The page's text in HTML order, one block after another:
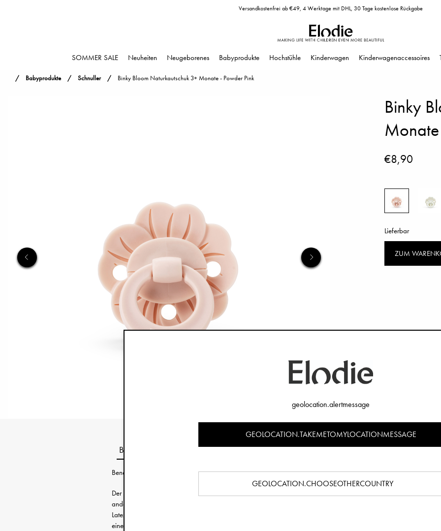
Versandkostenfrei ab €49, 4 Werktage mit DHL, 30 Tage kostenlose Rückgabe
SOMMER SALE Neuheiten Neugeborenes Babyprodukte Hochstühle Kinderwagen Kinderwagenaccessoires
Babyprodukte Schnuller Binky Bloom Naturkautschuk 3+ Monate - Powder Pink
Binky
€8,90
Lieferbar
ZUM
Beschreibung Spezifikation
Benötigen Sie Hilfe bei der Auswahl des richtigen Schnullers? Lesen Sie unserenSchnullerratgeber.
Der Binky Bloom Schnuller hat eine spezielle Blütenform und ist in Farben erhältlich, die sich leicht mit
anderen Accessoires aus unserem Sortiment kombinieren lassen. Er hat einen symmetrischen
Latexsauger und ist für Babys ab 3 Monaten geeignet. Der Schnullerschild hat drei Lüftungslöcher, um
eine gute Luftzirkulation zu ermöglichen und die empfindliche Haut am Mund Ihres Babys vor
geolocation.alertmessage
GEOLOCATION.TAKEMETOMYLOCATIONMESSAGE
GEOLOCATION.CHOOSEOTHERCOUNTRY